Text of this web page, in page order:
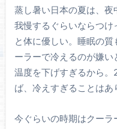
蒸し暑い日本の夏は、夜
我慢するぐらいならつけ
と体に優しい。睡眠の
ーラーで冷えるのが嫌
温度を下げすぎるから
ば、冷えすぎることはあ
今ぐらいの時期はクーラ